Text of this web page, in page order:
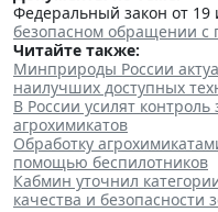
Федеральный закон от
безопасном обращении с
Читайте также:
Минприроды России
наилучших доступных
В России усилят
агрохимикатов
Обработку
помощью беспилотников
Кабмин уточнил
качества и безопасности